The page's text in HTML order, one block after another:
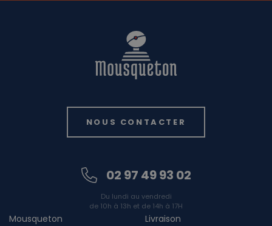
NOUS CONTACTER
02 97 49 93 02
Du lundi au vendredi
de 10h à 13h et de 14h à 17H
Mousqueton
Livraison